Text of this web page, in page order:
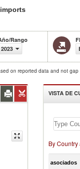
Rango
2023
on reported data and not
VISTA DE
By
asociados